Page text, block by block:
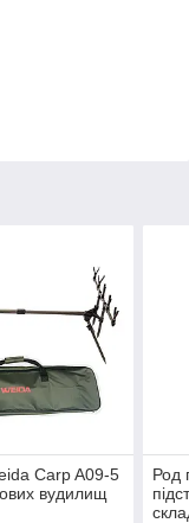
Carp A09-5
вудилищ
Род